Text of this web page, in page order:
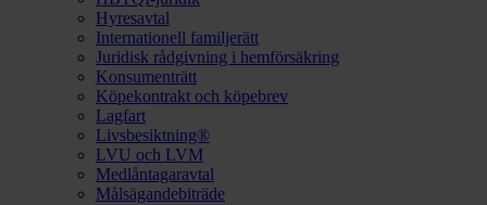
Hyresavtal
Internationell familjerätt
Juridisk rådgivning i hemförsäkring
Konsumenträtt
Köpekontrakt och köpebrev
Lagfart
Livsbesiktning®
LVU och LVM
Medlåntagaravtal
Målsägandebiträde